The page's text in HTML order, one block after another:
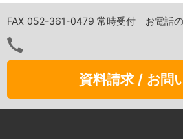
FAX 052-361-0479 常時受付 お電話の
資料請求 / お問